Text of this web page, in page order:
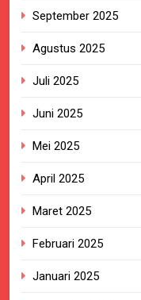
September 2025
Agustus 2025
Juli 2025
Juni 2025
Mei 2025
April 2025
Maret 2025
Februari 2025
Januari 2025